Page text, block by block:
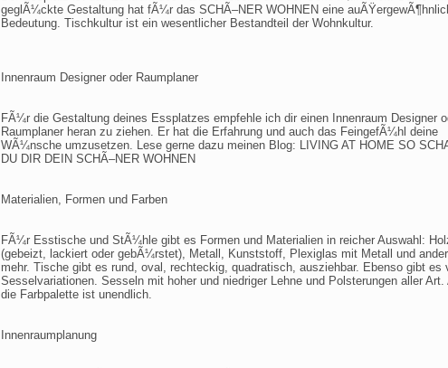
geglÃ¼ckte Gestaltung hat fÃ¼r das SCHÃ–NER WOHNEN eine
Bedeutung. Tischkultur ist ein wesentlicher Bestandteil der Wohnkultur.
Innenraum Designer oder Raumplaner
FÃ¼r die Gestaltung deines Essplatzes empfehle ich dir einen Innenraum Designer
Raumplaner heran zu ziehen. Er hat die Erfahrung und auch das FeingefÃ¼hl deine
WÃ¼nsche umzusetzen. Lese gerne dazu meinen Blog: LIVING AT HOME SO
DU DIR DEIN SCHÃ–NER WOHNEN
Materialien, Formen und Farben
FÃ¼r Esstische und StÃ¼hle gibt es Formen und Materialien in reicher Auswahl:
(gebeizt, lackiert oder gebÃ¼rstet), Metall, Kunststoff, Plexiglas mit Metall und
mehr. Tische gibt es rund, oval, rechteckig, quadratisch, ausziehbar. Ebenso gibt es
Sesselvariationen. Sesseln mit hoher und niedriger Lehne und Polsterungen aller Art.
die Farbpalette ist unendlich.
Innenraumplanung